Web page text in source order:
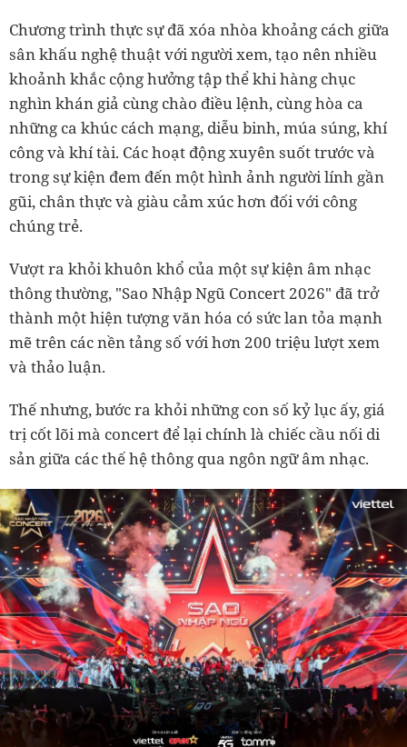
Chương trình thực sự đã xóa nhòa khoảng cách giữa
sân khấu nghệ thuật với người xem, tạo nên nhiều
khoảnh khắc cộng hưởng tập thể khi hàng chục
nghìn khán giả cùng chào điều lệnh, cùng hòa ca
những ca khúc cách mạng, diễu binh, múa súng, khí
công và khí tài. Các hoạt động xuyên suốt trước và
trong sự kiện đem đến một hình ảnh người lính gần
gũi, chân thực và giàu cảm xúc hơn đối với công
chúng trẻ.
Vượt ra khỏi khuôn khổ của một sự kiện âm nhạc
thông thường, "Sao Nhập Ngũ Concert 2026" đã trở
thành một hiện tượng văn hóa có sức lan tỏa mạnh
mẽ trên các nền tảng số với hơn 200 triệu lượt xem
và thảo luận.
Thế nhưng, bước ra khỏi những con số kỷ lục ấy, giá
trị cốt lõi mà concert để lại chính là chiếc cầu nối di
sản giữa các thế hệ thông qua ngôn ngữ âm nhạc.